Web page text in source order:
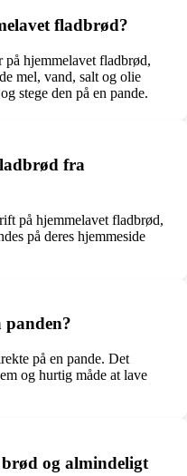
fladbrød?
hjemmelavet fladbrød,
mel, vand, salt og olie
stege den på en pande.
fra
på hjemmelavet fladbrød,
på deres hjemmeside
på en pande. Det
og hurtig måde at lave
og almindeligt